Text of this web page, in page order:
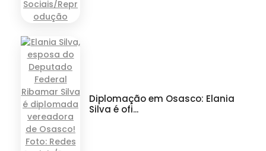
Diplomação em Osasco: Elania
Silva é ofi...